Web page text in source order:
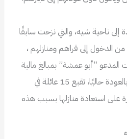
إلى ناحية شيه، والتي نزحت سابقًا
الدخول إلى قراهم ومنازلهم ،
“أبو عمشة” بمبالغ مالية
باهظة مقابل السماح لهم بالعودة حاليًا، تقبع 15 عائلة في
على استعادة منازلها بسبب هذه